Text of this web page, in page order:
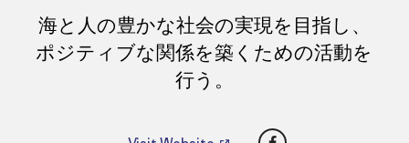
海と人の豊かな社会の実現を目指し、
ポジティブな関係を築くための活動を
行う。
Facebook